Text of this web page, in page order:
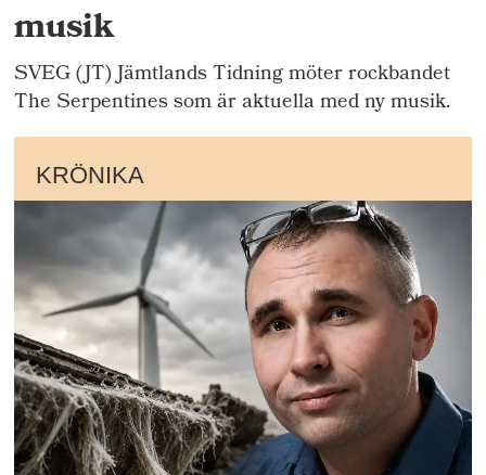
musik
SVEG (JT) Jämtlands Tidning möter rockbandet
The Serpentines som är aktuella med ny musik.
KRÖNIKA